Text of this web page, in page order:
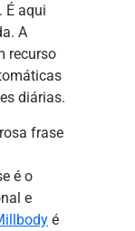
É aqui
A
recurso
diárias.
frase
é o
e
é